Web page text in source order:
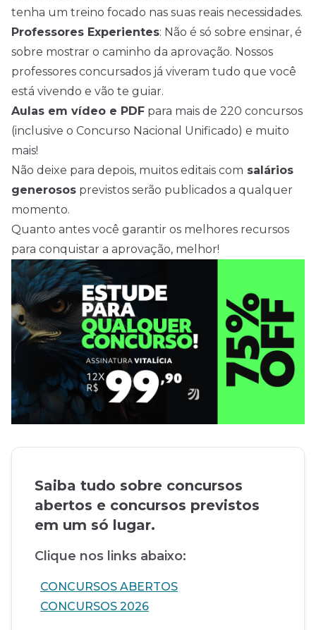
tenha um treino focado nas suas reais necessidades.
Professores Experientes: Não é só sobre ensinar, é
sobre mostrar o caminho da aprovação. Nossos
professores concursados já viveram tudo que você
está vivendo e vão te guiar.
Aulas em vídeo e PDF para mais de 220 concursos
(inclusive o Concurso Nacional Unificado) e muito
mais!
Não deixe para depois, muitos editais com salários
generosos previstos serão publicados a qualquer
momento.
Quanto antes você garantir os melhores recursos
para conquistar a aprovação, melhor!
Saiba tudo sobre concursos
abertos e concursos previstos
em um só lugar.
Clique nos links abaixo:
CONCURSOS ABERTOS
CONCURSOS 2026